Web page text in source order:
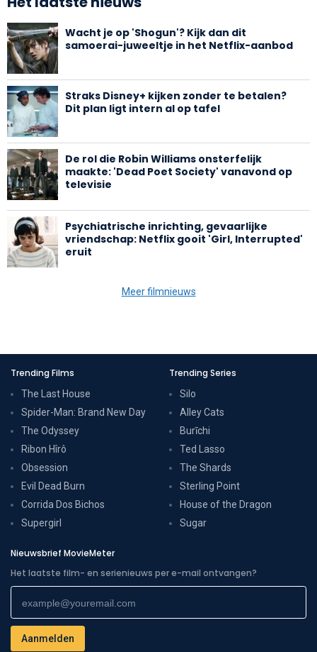
Wacht je op 'Shogun'? Kijk dan dit
samoerai-juweeltje in het Netflix-aanbod
Straks Disney+ kijken zonder te betalen?
Dit plan ligt intern al op tafel
De rol die Robin Williams onsterfelijk
maakte: 'Dead Poet Society' vanavond op
televisie
Psychiatrische inrichting, gevaarlijke
vriendschap: Netflix gooit 'Girl, Interrupted'
eruit
Meer filmnieuws
Trending Films
The Last House
Spider-Man: Brand New Day
The Odyssey
Ribon Hîrô
Obsession
Evil Dead Burn
Corrida Dos Bichos
Supergirl
Trending Series
Silo
Alley Cats
Burīchi
Ted Lasso
The Shards
Sterling Point
House of the Dragon
Sugar
Nieuwsbrief MovieMeter
Het laatste film- en serienieuws per e-mail ontvangen?